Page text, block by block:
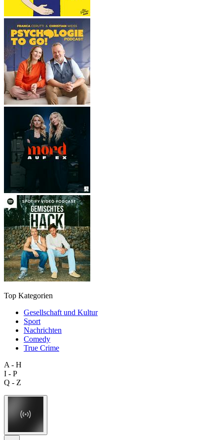
Top Kategorien
Gesellschaft und Kultur
Sport
Nachrichten
Comedy
True Crime
A - H
I - P
Q - Z